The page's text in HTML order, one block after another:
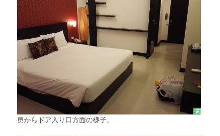
奥からドア入り口方面の様子。